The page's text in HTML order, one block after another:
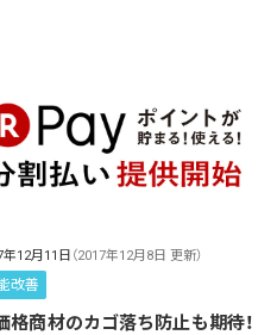
年12月11日 （2017年12月8日 更新）
改善
格商材のカゴ落ち防止も期待！